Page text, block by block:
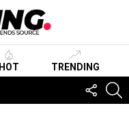
HOT TRENDING
US